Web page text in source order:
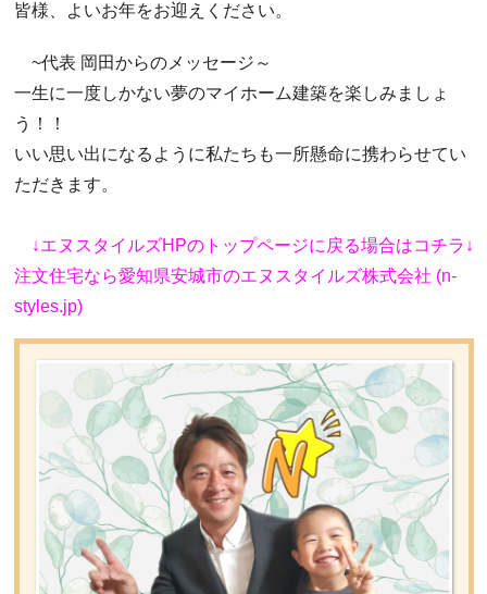
皆様、よいお年をお迎えください。
~代表 岡田からのメッセージ～
一生に一度しかない夢のマイホーム建築を楽しみましょ
う！！
いい思い出になるように私たちも一所懸命に携わらせてい
ただきます。
↓エヌスタイルズHPのトップページに戻る場合はコチラ↓
注文住宅なら愛知県安城市のエヌスタイルズ株式会社 (n-
styles.jp)